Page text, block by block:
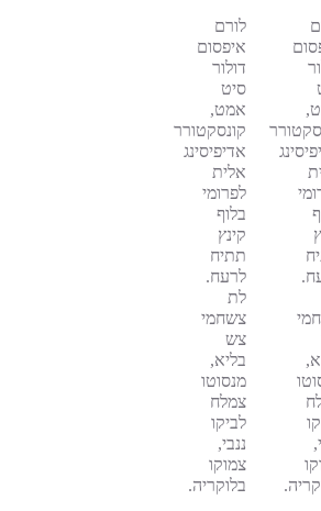
לורם
איפסום
דולור
סיט
אמט,
קונסקטורר
אדיפיסינג
אלית
לפרומי
בלוף
קינץ
תתיח
לרעח.
לת
צשחמי
צש
בליא,
מנסוטו
צמלח
לביקו
ננבי,
צמוקו
בלוקריה.